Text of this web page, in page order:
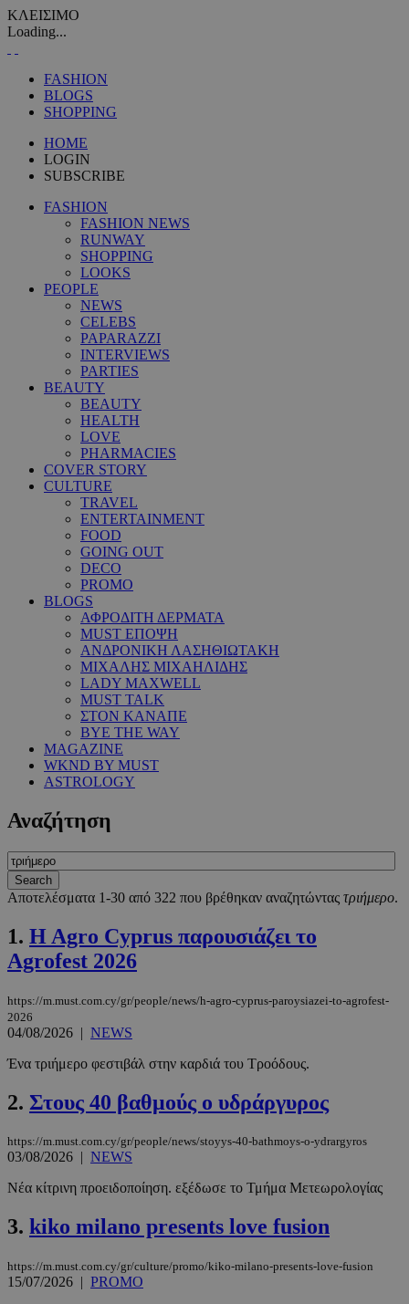
ΚΛΕΙΣΙΜΟ
Loading...
FASHION
BLOGS
SHOPPING
HOME
LOGIN
SUBSCRIBE
FASHION
FASHION NEWS
RUNWAY
SHOPPING
LOOKS
PEOPLE
NEWS
CELEBS
PAPARAZZI
INTERVIEWS
PARTIES
BEAUTY
BEAUTY
HEALTH
LOVE
PHARMACIES
COVER STORY
CULTURE
TRAVEL
ENTERTAINMENT
FOOD
GOING OUT
DECO
PROMO
BLOGS
ΑΦΡΟΔΙΤΗ ΔΕΡΜΑΤΑ
MUST ΕΠΟΨΗ
ΑΝΔΡΟΝΙΚΗ ΛΑΣΗΘΙΩΤΑΚΗ
ΜΙΧΑΛΗΣ ΜΙΧΑΗΛΙΔΗΣ
LADY MAXWELL
MUST TALK
ΣΤΟΝ ΚΑΝΑΠΕ
BYE THE WAY
MAGAZINE
WKND BY MUST
ASTROLOGY
Αναζήτηση
Αποτελέσματα 1-30 από 322 που βρέθηκαν αναζητώντας τριήμερο.
1. H Agro Cyprus παρουσιάζει το
Agrofest 2026
https://m.must.com.cy/gr/people/news/h-agro-cyprus-paroysiazei-to-agrofest-
2026
04/08/2026 | NEWS
Ένα τριήμερο φεστιβάλ στην καρδιά του Τροόδους.
2. Στους 40 βαθμούς ο υδράργυρος
https://m.must.com.cy/gr/people/news/stoyys-40-bathmoys-o-ydrargyros
03/08/2026 | NEWS
Νέα κίτρινη προειδοποίηση. εξέδωσε το Τμήμα Μετεωρολογίας
3. kiko milano presents love fusion
https://m.must.com.cy/gr/culture/promo/kiko-milano-presents-love-fusion
15/07/2026 | PROMO